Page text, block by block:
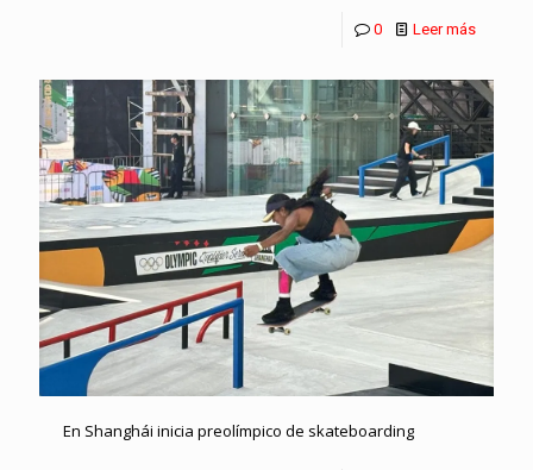
0 Leer más
En Shanghái inicia preolímpico de skateboarding